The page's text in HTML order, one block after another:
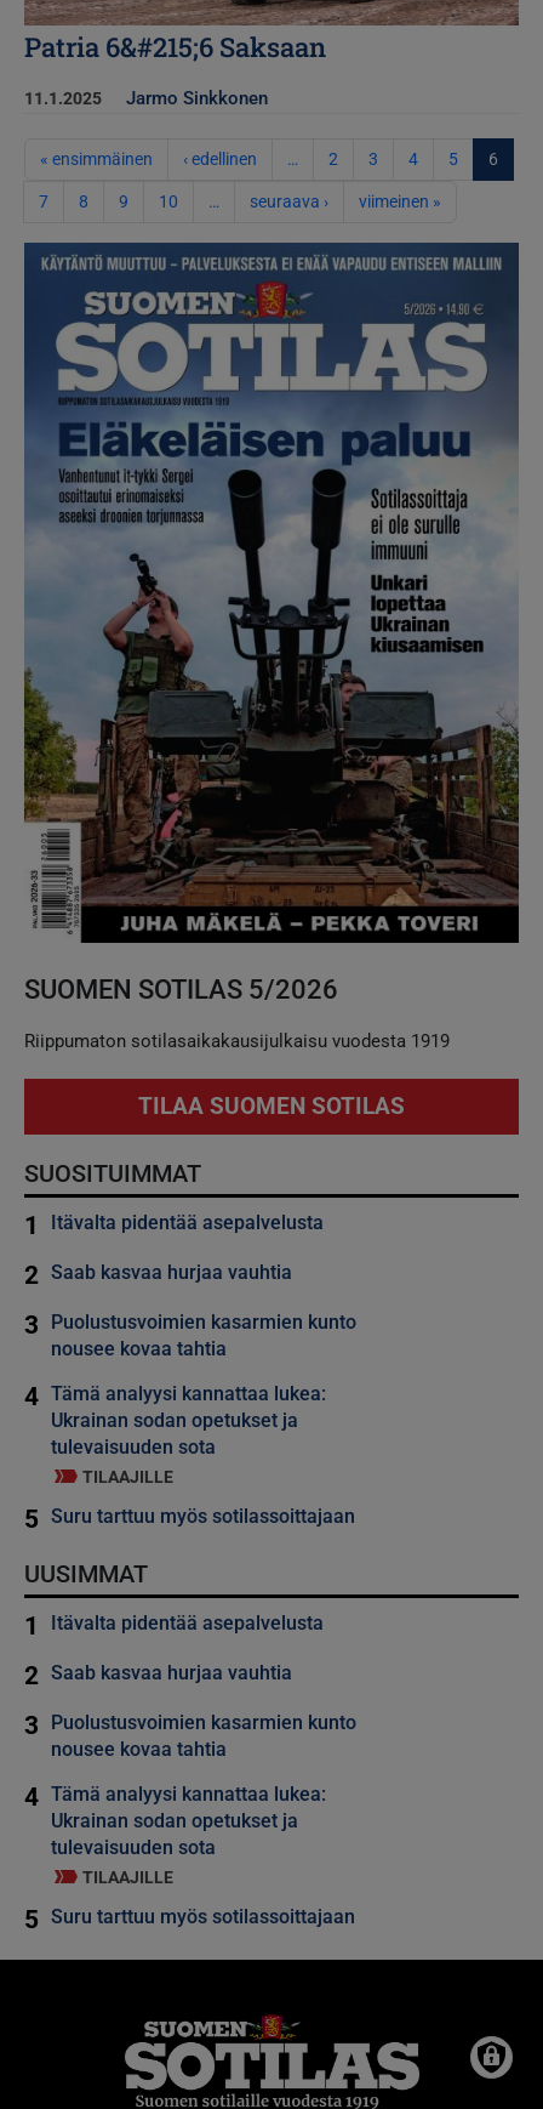
Patria 6&#215;6 Saksaan
11.1.2025 Jarmo Sinkkonen
Sivutus
« ensimmäinen Ensimmäinen sivu
‹ edellinen Edellinen sivu
… 2 3 4 5 6
7 8 9 10 … seuraava ›Seuraava sivu
viimeinen »
SUOMEN SOTILAS 5/2026
Riippumaton sotilasaikakausijulkaisu vuodesta 1919
TILAA SUOMEN SOTILAS
SUOSITUIMMAT
1 Itävalta pidentää asepalvelusta
2 Saab kasvaa hurjaa vauhtia
3
Puolustusvoimien kasarmien kunto
nousee kovaa tahtia
4 Tämä analyysi kannattaa lukea:
Ukrainan sodan opetukset ja
tulevaisuuden sota
TILAAJILLE
5 Suru tarttuu myös sotilassoittajaan
UUSIMMAT
1 Itävalta pidentää asepalvelusta
2 Saab kasvaa hurjaa vauhtia
3
Puolustusvoimien kasarmien kunto
nousee kovaa tahtia
4 Tämä analyysi kannattaa lukea:
Ukrainan sodan opetukset ja
tulevaisuuden sota
TILAAJILLE
5 Suru tarttuu myös sotilassoittajaan